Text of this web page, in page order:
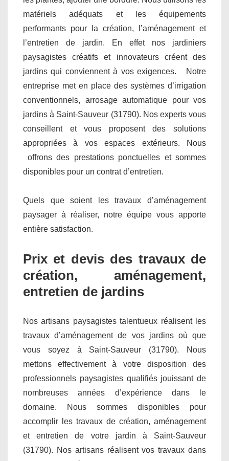
matériels adéquats et les équipements
performants pour la création, l’aménagement et
l’entretien de jardin. En effet nos jardiniers
paysagistes créatifs et innovateurs créent des
jardins qui conviennent à vos exigences. Notre
entreprise met en place des systèmes d’irrigation
conventionnels, arrosage automatique pour vos
jardins à Saint-Sauveur (31790). Nos experts vous
conseillent et vous proposent des solutions
appropriées à vos espaces extérieurs. Nous
offrons des prestations ponctuelles et sommes
disponibles pour un contrat d’entretien.
Quels que soient les travaux d’aménagement
paysager à réaliser, notre équipe vous apporte
entière satisfaction.
Prix et devis des travaux de
création, aménagement,
entretien de jardins
Nos artisans paysagistes talentueux réalisent les
travaux d’aménagement de vos jardins où que
vous soyez à Saint-Sauveur (31790). Nous
mettons effectivement à votre disposition des
professionnels paysagistes qualifiés jouissant de
nombreuses années d’expérience dans le
domaine. Nous sommes disponibles pour
accomplir les travaux de création, aménagement
et entretien de votre jardin à Saint-Sauveur
(31790). Nos artisans réalisent vos travaux dans